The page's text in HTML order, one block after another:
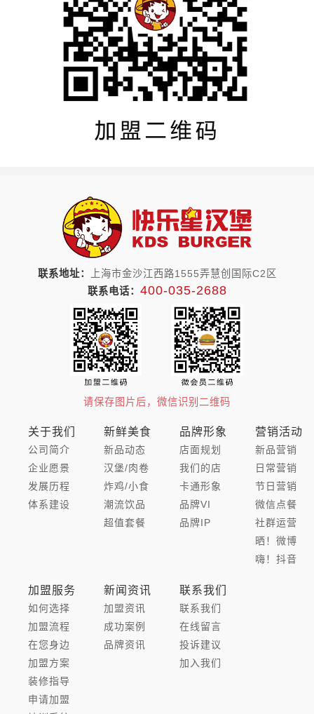
联系地址：
上海市金沙江西路1555弄慧创国际C2区
联系电话： 400-035-2688
请保存图片后，微信识别二维码
关于我们
公司简介
企业愿景
发展历程
体系建设
新鲜美食
新品动态
汉堡/肉卷
炸鸡/小食
潮流饮品
超值套餐
品牌形象
店面规划
我们的店
卡通形象
品牌VI
品牌IP
营销活动
新品营销
日常营销
节日营销
微信点餐
社群运营
晒！微博
嗨！抖音
加盟服务
如何选择
加盟流程
在您身边
加盟方案
装修指导
申请加盟
新闻资讯
加盟资讯
成功案例
品牌资讯
联系我们
联系我们
在线留言
投诉建议
加入我们